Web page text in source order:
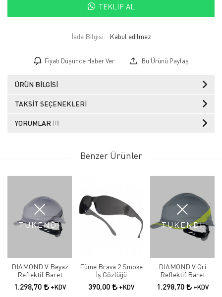
TEKLIF AL
İade Bilgisi:
Fiyatı Düşünce Haber Ver Bu Ürünü Paylaş
ÜRÜN BILGISI
TAKSIT SEÇENEKLERI
YORUMLAR (0)
Benzer Ürünler
TÜKENDİ
DIAMOND V Beyaz
Reflektif Baret
1.298,70 +KDV
Füme Brava 2 Smoke
İş Gözlüğü
390,00 +KDV
TÜKENDİ
DIAMOND V Gri
Reflektif Baret
1.298,70 +KDV